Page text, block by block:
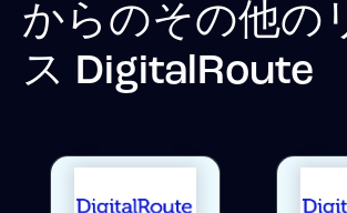
からのその他の
ス DigitalRoute